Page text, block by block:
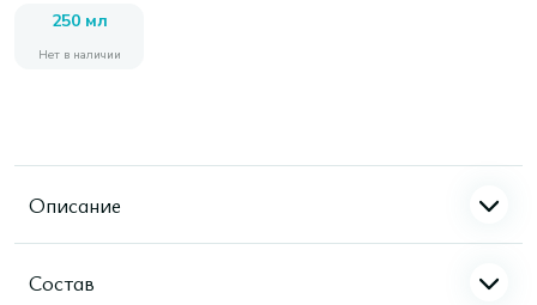
250 мл
Нет в наличии
Описание
Состав